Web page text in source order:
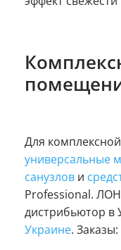
Для
универсальные
санузлов и
Professional.
дистрибьютор в
Украине.